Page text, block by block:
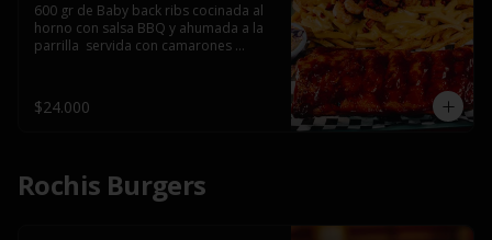
600 gr de Baby back ribs cocinada al
horno con salsa BBQ y ahumada a la
parrilla  servida con camarones
$24.000
Rochis Burgers